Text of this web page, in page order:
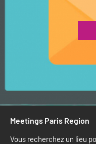
Meetings Paris Region
Vous recherchez un lieu